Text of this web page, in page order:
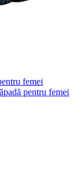
femei
pentru femei